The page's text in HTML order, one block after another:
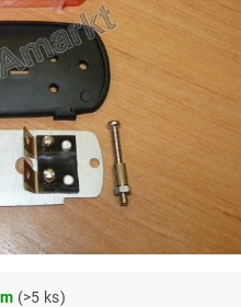
(>5 ks)